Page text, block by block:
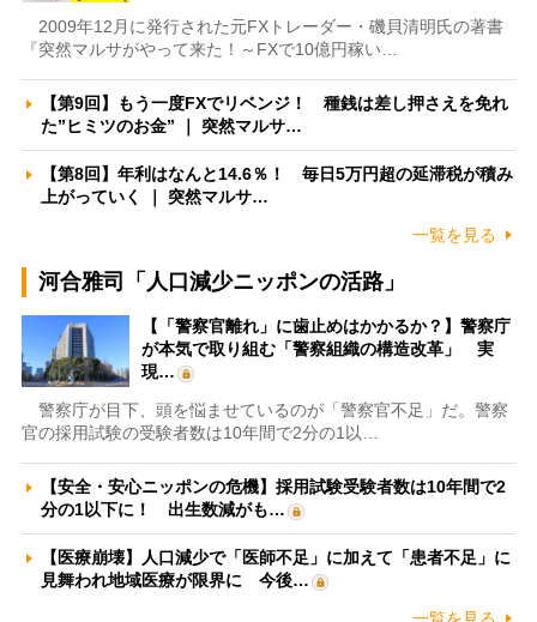
2009年12月に発行された元FXトレーダー・磯貝清明氏の著書
『突然マルサがやって来た！～FXで10億円稼い…
【第9回】もう一度FXでリベンジ！ 種銭は差し押さえを免れ
た”ヒミツのお金” ｜ 突然マルサ…
【第8回】年利はなんと14.6％！ 毎日5万円超の延滞税が積み
上がっていく ｜ 突然マルサ…
一覧を見る
河合雅司「人口減少ニッポンの活路」
【「警察官離れ」に歯止めはかかるか？】警察庁
が本気で取り組む「警察組織の構造改革」 実
現…
警察庁が目下、頭を悩ませているのが「警察官不足」だ。警察
官の採用試験の受験者数は10年間で2分の1以…
【安全・安心ニッポンの危機】採用試験受験者数は10年間で2
分の1以下に！ 出生数減がも…
【医療崩壊】人口減少で「医師不足」に加えて「患者不足」に
見舞われ地域医療が限界に 今後…
一覧を見る